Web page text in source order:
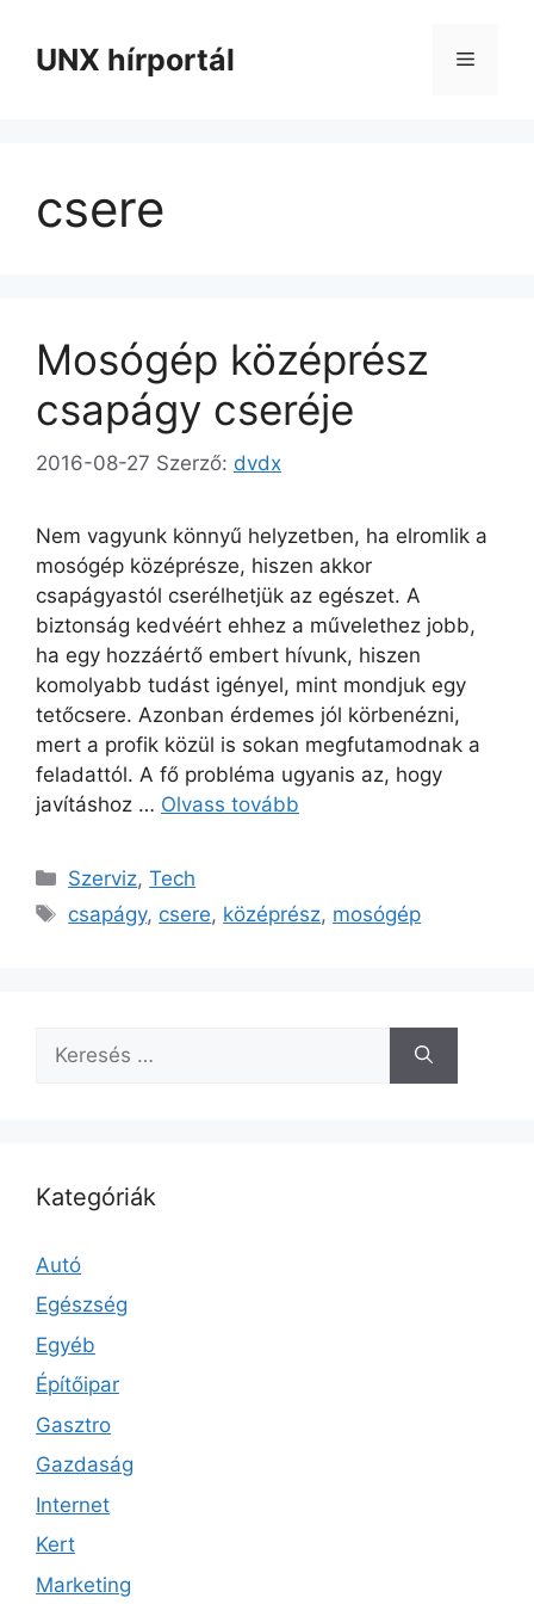
tartalomba
UNX hírportál Menü
csere
Mosógép középrész
csapágy cseréje
2016-08-27 Szerző: dvdx
Nem vagyunk könnyű helyzetben, ha elromlik a
mosógép középrésze, hiszen akkor
csapágyastól cserélhetjük az egészet. A
biztonság kedvéért ehhez a művelethez jobb,
ha egy hozzáértő embert hívunk, hiszen
komolyabb tudást igényel, mint mondjuk egy
tetőcsere. Azonban érdemes jól körbenézni,
mert a profik közül is sokan megfutamodnak a
feladattól. A fő probléma ugyanis az, hogy
javításhoz … Olvass tovább
Kategória
Szerviz,Tech
Címkék
csapágy, csere, középrész, mosógép
Keresés:
Kategóriák
Autó
Egészség
Egyéb
Építőipar
Gasztro
Gazdaság
Internet
Kert
Marketing